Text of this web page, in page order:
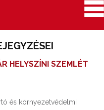
HELYSZÍNI SZEMLÉT
és környezetvédelmi